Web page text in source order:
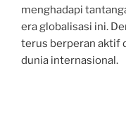
menghadapi
era globalisasi ini.
terus berperan aktif
dunia internasional.